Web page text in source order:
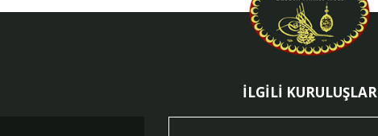
İLGİLİ KURULUŞLAR